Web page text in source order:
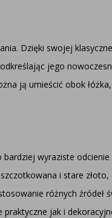
Dzięki swojej
jego
ją umieścić obok
wyraziste
i stare
różnych źródeł
jak i